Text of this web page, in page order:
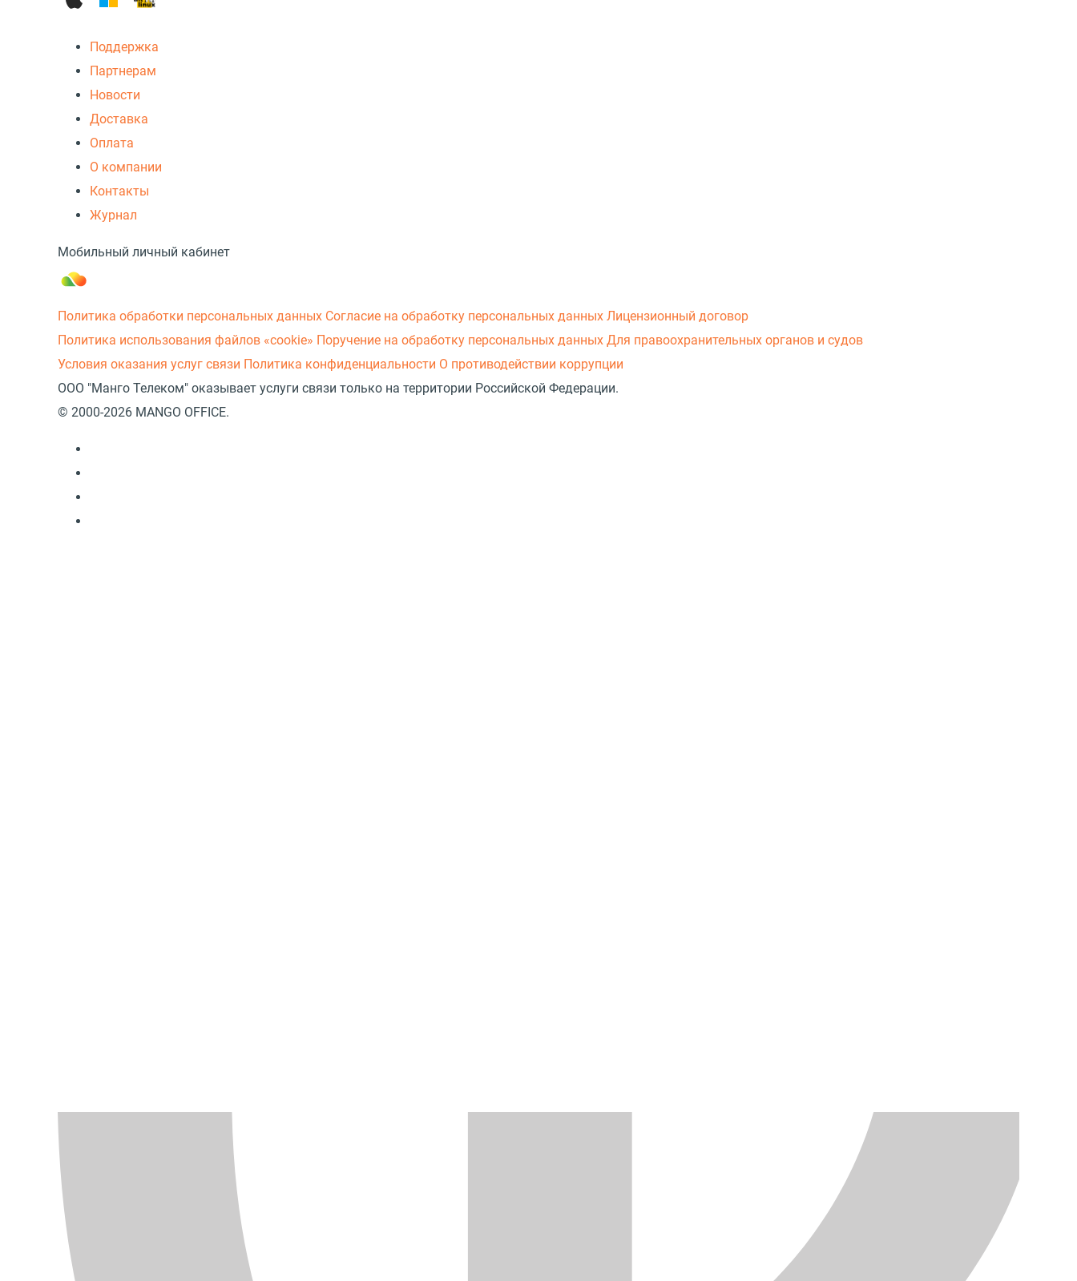
Поддержка
Партнерам
Новости
Доставка
Оплата
О компании
Контакты
Журнал
Мобильный личный кабинет
Политика обработки персональных данных Согласие на обработку персональных данных Лицензионный договор
Политика использования файлов «cookie» Поручение на обработку персональных данных Для правоохранительных органов и судов
Условия оказания услуг связи Политика конфиденциальности О противодействии коррупции
ООО "Манго Телеком" оказывает услуги связи только на территории Российской Федерации.
© 2000-2026 MANGO OFFICE.